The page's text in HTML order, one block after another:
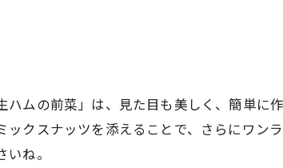
ハムの前菜」は、見た目も美しく、簡単に
ックスナッツを添えることで、さらにワンラ
ね。